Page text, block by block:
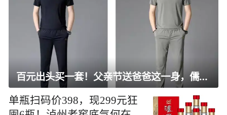
百元出头买一套！父亲节送爸爸这一身，儒雅有型还凉爽
单瓶扫码价398，现299元狂